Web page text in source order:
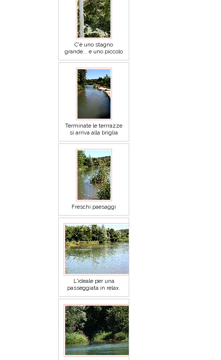
C'è uno stagno
grande... e uno piccolo
Terminate le terrrazze
si arriva alla briglia
Freschi paesaggi
L'ideale per una
passeggiata in relax.